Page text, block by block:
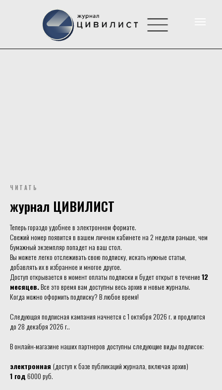
ЧИТАТЬ
журнал ЦИВИЛИСТ
Теперь гораздо удобнее в электронном формате.
Свежий номер появится в вашем личном кабинете на 2 недели раньше, чем
бумажный экземпляр попадет на ваш стол.
Вы можете легко отслеживать свою подписку, искать нужные статьи,
добавлять их в избранное и многое другое.
Доступ открывается в момент оплаты подписки и будет открыт в течение12
месяцев.Все это время вам доступны весь архив и новые журналы.
Когда можно оформить подписку? В любое время!
Следующая подписная кампания начнется с 1 октября 2026 г. и продлится
до 28 декабря 2026 г..
В онлайн-магазине наших партнеров доступны следующие виды подписок:
электронная (доступ к базе публикаций журнала, включая архив)
1 год6000 руб.